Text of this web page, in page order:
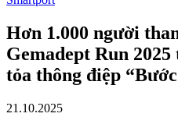
Hơn 1.000 người
Gemadept Run
tỏa thông điệp
21.10.2025